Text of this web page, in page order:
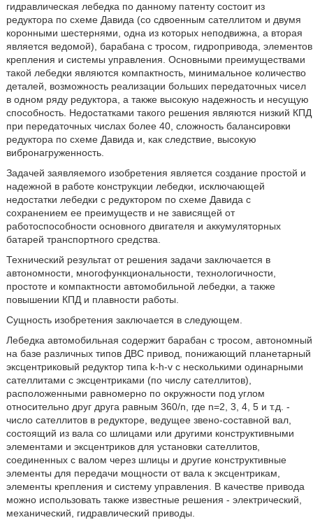
гидравлическая лебедка по данному патенту состоит из
редуктора по схеме Давида (со сдвоенным сателлитом и двумя
коронными шестернями, одна из которых неподвижна, а вторая
является ведомой), барабана с тросом, гидропривода, элементов
крепления и системы управления. Основными преимуществами
такой лебедки являются компактность, минимальное количество
деталей, возможность реализации больших передаточных чисел
в одном ряду редуктора, а также высокую надежность и несущую
способность. Недостатками такого решения являются низкий КПД
при передаточных числах более 40, сложность балансировки
редуктора по схеме Давида и, как следствие, высокую
вибронагруженность.
Задачей заявляемого изобретения является создание простой и
надежной в работе конструкции лебедки, исключающей
недостатки лебедки с редуктором по схеме Давида с
сохранением ее преимуществ и не зависящей от
работоспособности основного двигателя и аккумуляторных
батарей транспортного средства.
Технический результат от решения задачи заключается в
автономности, многофункциональности, технологичности,
простоте и компактности автомобильной лебедки, а также
повышении КПД и плавности работы.
Сущность изобретения заключается в следующем.
Лебедка автомобильная содержит барабан с тросом, автономный
на базе различных типов ДВС привод, понижающий планетарный
эксцентриковый редуктор типа k-h-v с несколькими одинарными
сателлитами с эксцентриками (по числу сателлитов),
расположенными равномерно по окружности под углом
относительно друг друга равным 360/n, где n=2, 3, 4, 5 и т.д. -
число сателлитов в редукторе, ведущее звено-составной вал,
состоящий из вала со шлицами или другими конструктивными
элементами и эксцентриков для установки сателлитов,
соединенных с валом через шлицы и другие конструктивные
элементы для передачи мощности от вала к эксцентрикам,
элементы крепления и систему управления. В качестве привода
можно использовать также известные решения - электрический,
механический, гидравлический приводы.